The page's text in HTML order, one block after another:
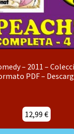
– 2011 –
PDF –
12,99 €